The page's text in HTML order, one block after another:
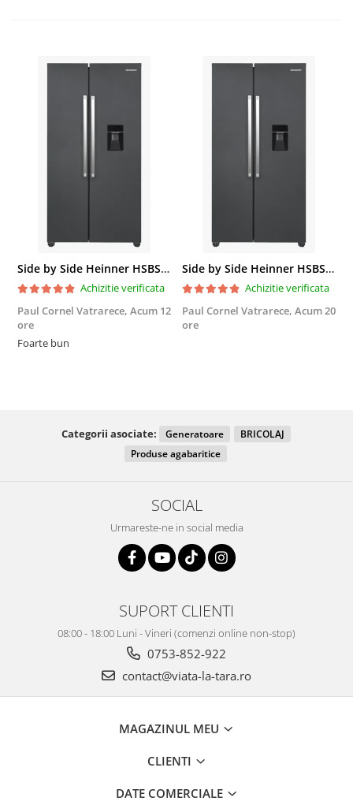
Side by Side Heinner HSBS-HM439NFINVDGWDE++, Total No Frost, Compresor Inverter, Dozator Apa, Display Touch LED, 439 L, Clasa E, Gri Antracit Texturat
Achizitie verificata
Paul Cornel Vatrarece, Acum 12
ore
Foarte bun
Side by Side Heinner HSBS-HM439NFINVDGWDE++, Total No Frost, Compresor Inverter, Dozator Apa, Display Touch LED, 439 L, Clasa E, Gri Antracit Texturat
Achizitie verificata
Paul Cornel Vatrarece, Acum 20
ore
Categorii asociate: Generatoare
BRICOLAJ
Produse agabaritice
SOCIAL
Urmareste-ne in social media
SUPORT CLIENTI
08:00 - 18:00 Luni - Vineri (comenzi online non-stop)
0753-852-922
contact@viata-la-tara.ro
MAGAZINUL MEU
CLIENTI
DATE COMERCIALE